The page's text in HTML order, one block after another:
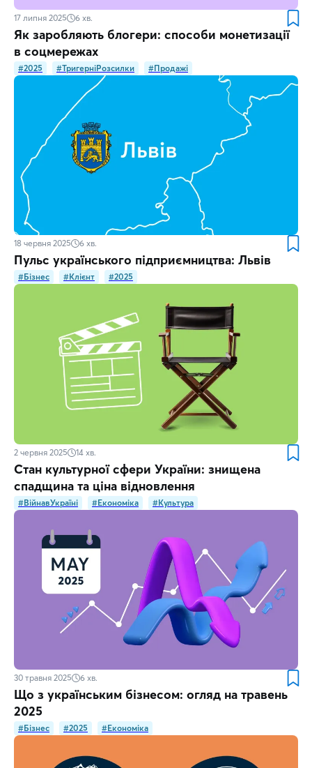
17 липня 2025 6 хв.
Як заробляють блогери: способи монетизації
в соцмережах
#2025 #ТригерніРозсилки #Продажі
18 червня 2025 6 хв.
Пульс українського підприємництва: Львів
#Бізнес #Клієнт #2025
2 червня 2025 14 хв.
Стан культурної сфери України: знищена
спадщина та ціна відновлення
#ВійнавУкраїні #Економіка #Культура
30 травня 2025 6 хв.
Що з українським бізнесом: огляд на травень
2025
#Бізнес #2025 #Економіка